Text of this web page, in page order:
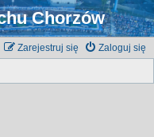
Chorzów
Zaloguj się
Zarejestruj się